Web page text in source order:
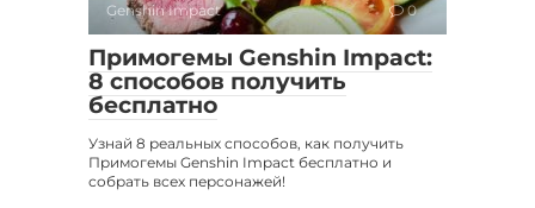
Genshin Impact 0
Примогемы Genshin Impact:
8 способов получить
бесплатно
Узнай 8 реальных способов, как получить
Примогемы Genshin Impact бесплатно и
собрать всех персонажей!